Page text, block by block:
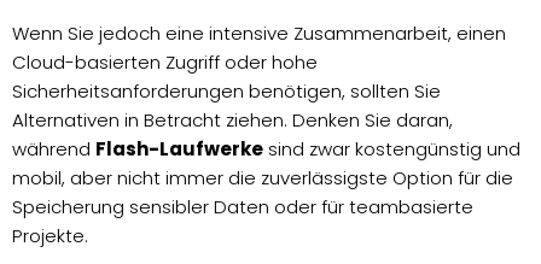
Wenn Sie jedoch eine intensive Zusammenarbeit, einen
Cloud-basierten Zugriff oder hohe
Sicherheitsanforderungen benötigen, sollten Sie
Alternativen in Betracht ziehen. Denken Sie daran,
während Flash-Laufwerke sind zwar kostengünstig und
mobil, aber nicht immer die zuverlässigste Option für die
Speicherung sensibler Daten oder für teambasierte
Projekte.